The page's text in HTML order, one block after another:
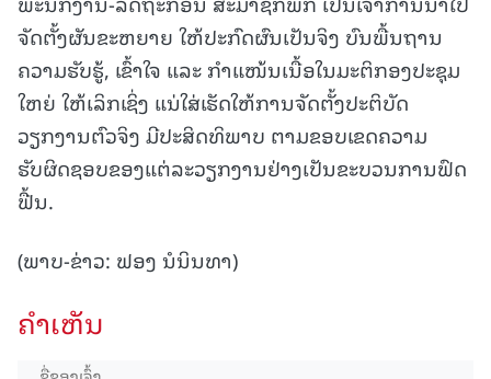
ຈັດຕັ້ງຜັນຂະຫຍາຍ ໃຫ້ປະກົດຜົນເປັນຈິງ ບົນພື້ນຖານ
ຄວາມຮັບຮູ້, ເຂົ້າໃຈ ແລະ ກຳແໜ້ນເນື້ອໃນມະຕິກອງປະຊຸມ
ໃຫຍ່ ໃຫ້ເລິກເຊິ່ງ ແນ່ໃສ່ເຮັດໃຫ້ການຈັດຕັ້ງປະຕິບັດ
ວຽກງານຕົວຈິງ ມີປະສິດທິພາບ ຕາມຂອບເຂດຄວາມ
ຮັບຜິດຊອບຂອງແຕ່ລະວຽກງານຢ່າງເປັນຂະບວນການຟົດ
ຟື້ນ.
(ພາບ-ຂ່າວ: ຟອງ ນໍນິນທາ)
ຄໍາເຫັນ